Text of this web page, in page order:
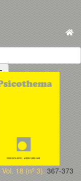
Vol. 18 (nº 3). 367-373